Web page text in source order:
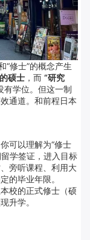
“修士”的概念产生
硕士 ，而 “研究
有学位。但这一制
通道。和前程日本
可以理解为“修士
学签证，进入目标
旁听课程、利用大
的毕业年限。
校的正式修士（硕
升学。